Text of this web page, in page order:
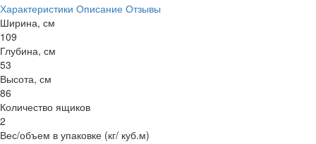
Характеристики Описание Отзывы
Ширина, см
109
Глубина, см
53
Высота, см
86
Количество ящиков
2
Вес/объем в упаковке (кг/ куб.м)